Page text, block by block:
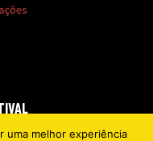
NEW
uma melhor experiência